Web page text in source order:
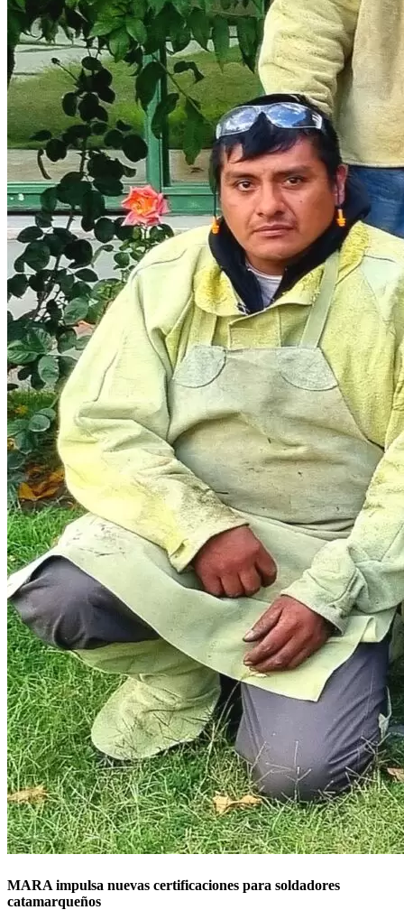
MARA impulsa nuevas certificaciones para soldadores
catamarqueños